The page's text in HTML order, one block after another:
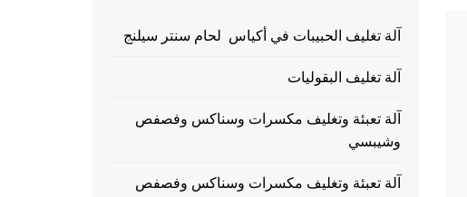
آلة تغليف الحبيبات في أكياس لحام سنتر سيلنج
آلة تغليف البقوليات
آلة تعبئة وتغليف مكسرات وسناكس وفصفص
وشيبسي
آلة تعبئة وتغليف مكسرات وسناكس وفصفص